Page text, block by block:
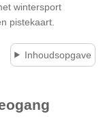
wintersport
pistekaart.
Inhoudsopgave